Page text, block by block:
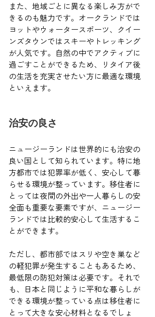
また、地域ごとに異なる楽しみ方がで
きるのも魅力です。オークランドでは
ヨットやウォータースポーツ、クイー
ンズタウンではスキーやトレッキング
が人気です。自然の中でアクティブに
過ごすことができるため、リタイア後
の生活を充実させたい方に最適な環境
といえます。
治安の良さ
ニュージーランドは世界的にも治安の
良い国として知られています。特に地
方都市では犯罪率が低く、安心して暮
らせる環境が整っています。移住者に
とっては夜間の外出や一人暮らしの安
全面も重要な要素ですが、ニュージー
ランドでは比較的安心して生活するこ
とができます。
ただし、都市部ではスリや空き巣など
の軽犯罪が発生することもあるため、
最低限の防犯対策は必要です。それで
も、日本と同じように平和な暮らしが
できる環境が整っている点は移住者に
とって大きな安心材料となるでしょ